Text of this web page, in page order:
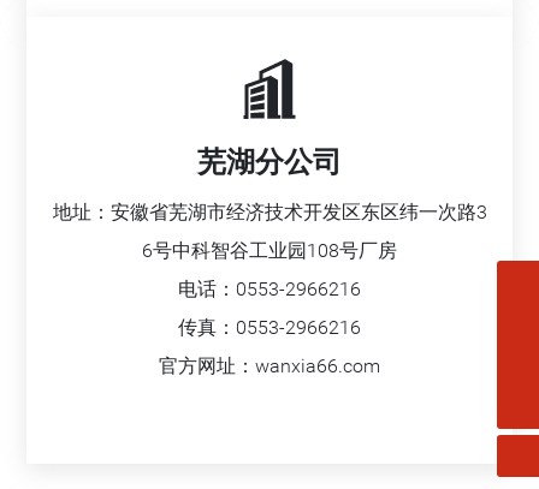
芜湖分公司
地址：安徽省芜湖市经济技术开发区东区纬一次路3
6号中科智谷工业园108号厂房
电话： 0553-2966216
传真：0553-2966216
官方网址： wanxia66.com扫一扫微信二维码